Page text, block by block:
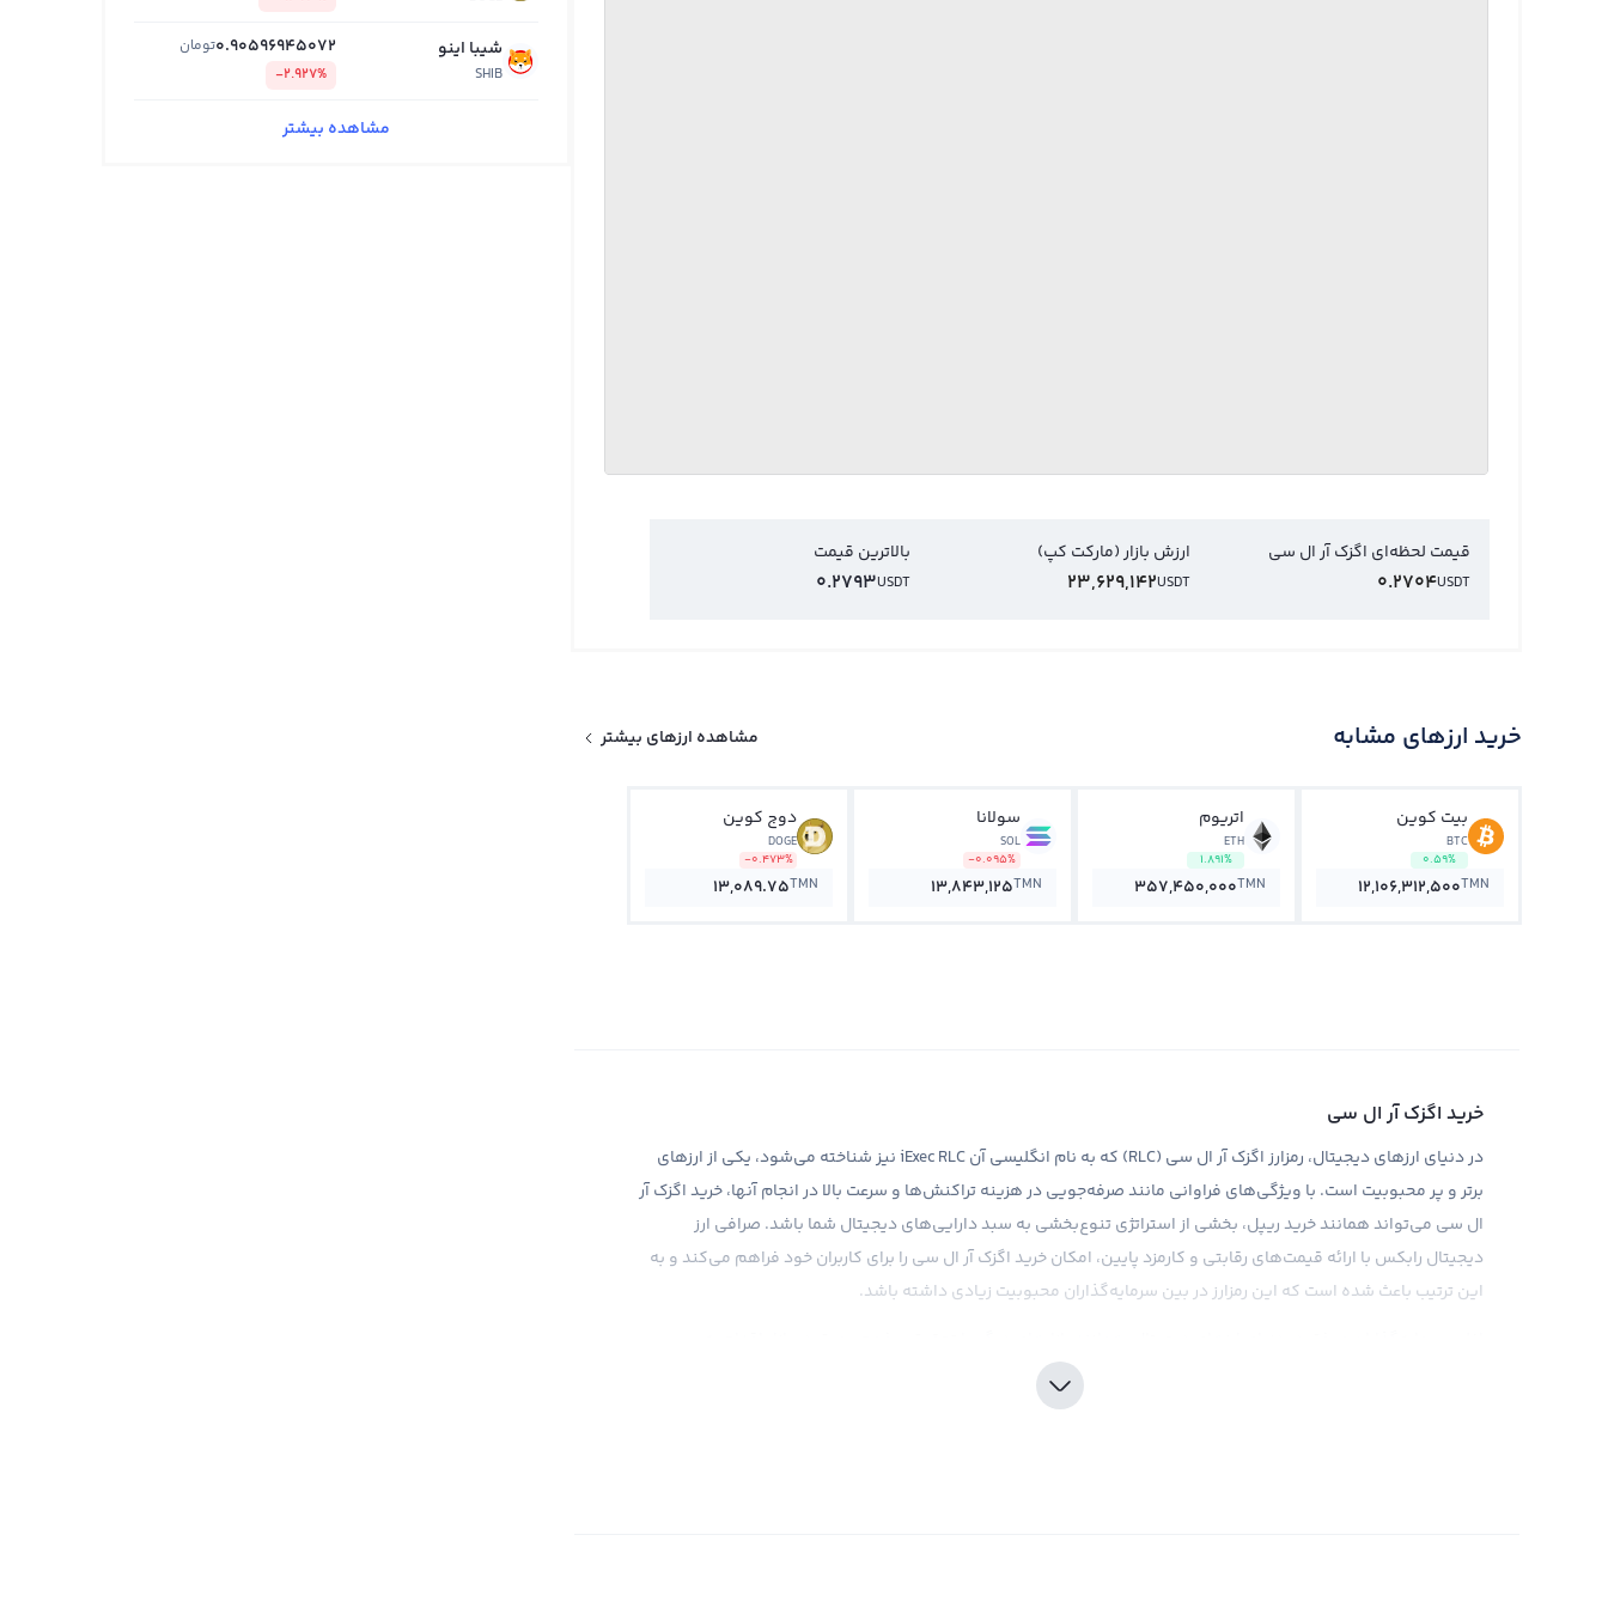
قیمت لحظه‌ای اگزک آر ال سی
USDT
0.2704
ارزش بازار (مارکت کپ)
USDT
23,629,142
بالاترین قیمت
USDT
0.2793
خرید ارزهای مشابه مشاهده ارزهای بیشتر
بیت کوین
BTC
0.59%
12,106,312,500TMN
اتریوم
ETH
1.891%
357,450,000TMN
سولانا
SOL
-0.095%
13,843,125TMN
دوج کوین
DOGE
-0.473%
13,089.75TMN
خرید اگزک آر ال سی
در دنیای ارزهای دیجیتال، رمزارز اگزک آر ال سی (RLC) که به نام انگلیسی آن iExec RLC نیز شناخته می‌شود، یکی از ارزهای
برتر و پر محبوبیت است. با ویژگی‌های فراوانی مانند صرفه‌جویی در هزینه تراکنش‌ها و سرعت بالا در انجام آنها، خرید اگزک آر
ال سی می‌تواند همانند خرید ریپل، بخشی از استراتژی تنوع‌بخشی به سبد دارایی‌های دیجیتال شما باشد. صرافی ارز
دیجیتال رابکس با ارائه قیمت‌های رقابتی و کارمزد پایین، امکان خرید اگزک آر ال سی را برای کاربران خود فراهم می‌کند و به
این ترتیب باعث شده است که این رمزارز در بین سرمایه‌گذاران محبوبیت زیادی داشته باشد.
سرمایه‌گذاری در ارزهای مختلف می‌کنند. لذا قبل از خرید اگزک آر ال سی، بهتر است در ابتدا بازهم تحقیقات و مطالعات
کاملی برای درک عمیق‌تر از بازار به کار ببرید. صرافی رابکس با ارائه ابزارهای تحلیلی و اطلاعات به روز بازار، به شما در
شیبا اینو
SHIB
0.90596945072تومان
-2.927%
مشاهده بیشتر